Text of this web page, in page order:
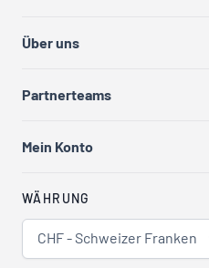
Über uns
Partnerteams
Mein Konto
WÄHRUNG
CHF - Schweizer Franken